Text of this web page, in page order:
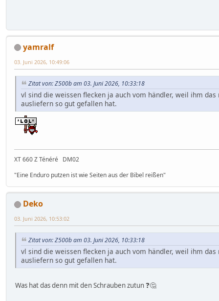
yamralf
03. Juni 2026, 10:49:06
Zitat von: Z500b am 03. Juni 2026, 10:33:18
vl sind die weissen flecken ja auch vom händler, weil ihm das
ausliefern so gut gefallen hat.
XT 660 Z Ténéré DM02
"Eine Enduro putzen ist wie Seiten aus der Bibel reißen"
Deko
03. Juni 2026, 10:53:02
Zitat von: Z500b am 03. Juni 2026, 10:33:18
vl sind die weissen flecken ja auch vom händler, weil ihm das
ausliefern so gut gefallen hat.
Was hat das denn mit den Schrauben zutun ❓🤔